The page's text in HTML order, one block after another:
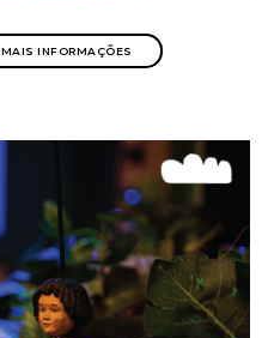
INFORMAÇÕES